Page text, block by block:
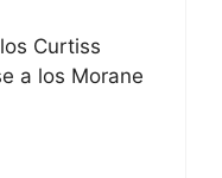
Curtiss
a los Morane